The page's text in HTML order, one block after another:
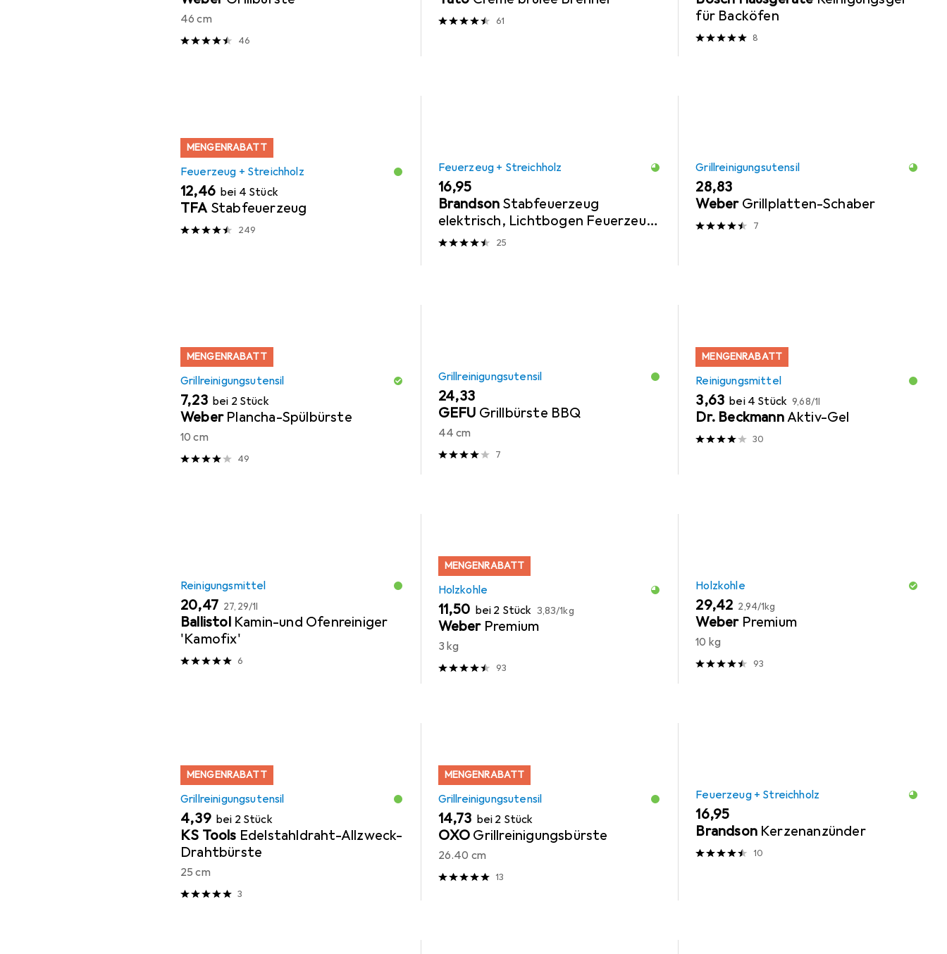
46 cm
46
61
für Backöfen
8
MENGENRABATT
Feuerzeug + Streichholz
EUR
12,46 bei 4 Stück
TFA Stabfeuerzeug
249
Feuerzeug + Streichholz
EUR
16,95
Brandson Stabfeuerzeug
elektrisch, Lichtbogen Feuerzeug,
Kerzenanzünder, USB aufladbar,
25
Grillreinigungsutensil
EUR
28,83
Weber Grillplatten-Schaber
7
MENGENRABATT
Grillreinigungsutensil
EUR
7,23 bei 2 Stück
Weber Plancha-Spülbürste
10 cm
49
Grillreinigungsutensil
EUR
24,33
GEFU Grillbürste BBQ
44 cm
7
MENGENRABATT
Reinigungsmittel
EUR
3,63 bei 4 Stück EUR
9,68/1l
Dr. BeckmannAktiv-Gel
30
Reinigungsmittel
EUR
20,47 EUR
27,29/1l
Ballistol Kamin-und Ofenreiniger
'Kamofix'
6
MENGENRABATT
Holzkohle
EUR
11,50 bei 2 Stück EUR
3,83/1kg
Weber Premium
3 kg
93
Holzkohle
EUR
29,42 EUR
2,94/1kg
Weber Premium
10 kg
93
MENGENRABATT
Grillreinigungsutensil
EUR
4,39 bei 2 Stück
KS Tools Edelstahldraht-Allzweck-
Drahtbürste
25 cm
3
MENGENRABATT
Grillreinigungsutensil
EUR
14,73 bei 2 Stück
OXO Grillreinigungsbürste
26.40 cm
13
Feuerzeug + Streichholz
EUR
16,95
Brandson Kerzenanzünder
10